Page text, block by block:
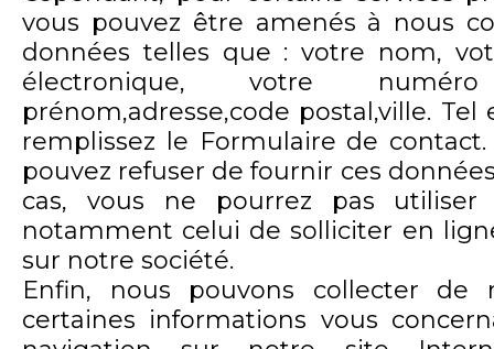
vous pouvez être amenés à nous
données telles que : votre nom,
électronique, votre
prénom,adresse,code postal,ville.
remplissez le Formulaire de
pouvez refuser de fournir ces
cas, vous ne pourrez pas
notamment celui de solliciter en
sur notre société.
Enfin, nous pouvons collecter de
certaines informations vous